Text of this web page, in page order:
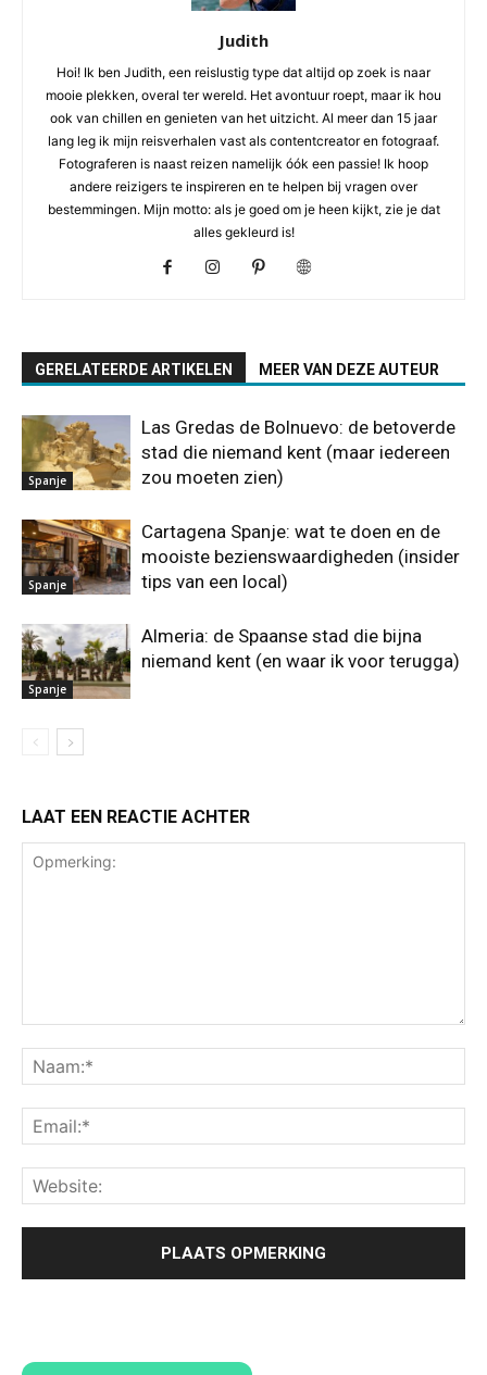
Judith
Hoi! Ik ben Judith, een reislustig type dat altijd op zoek is naar
mooie plekken, overal ter wereld. Het avontuur roept, maar ik hou
ook van chillen en genieten van het uitzicht. Al meer dan 15 jaar
lang leg ik mijn reisverhalen vast als contentcreator en fotograaf.
Fotograferen is naast reizen namelijk óók een passie! Ik hoop
andere reizigers te inspireren en te helpen bij vragen over
bestemmingen. Mijn motto: als je goed om je heen kijkt, zie je dat
alles gekleurd is!
GERELATEERDE ARTIKELEN MEER VAN DEZE AUTEUR
Spanje
Las Gredas de Bolnuevo: de betoverde
stad die niemand kent (maar iedereen
zou moeten zien)
Spanje
Cartagena Spanje: wat te doen en de
mooiste bezienswaardigheden (insider
tips van een local)
Spanje
Almeria: de Spaanse stad die bijna
niemand kent (en waar ik voor terugga)
LAAT EEN REACTIE ACHTER